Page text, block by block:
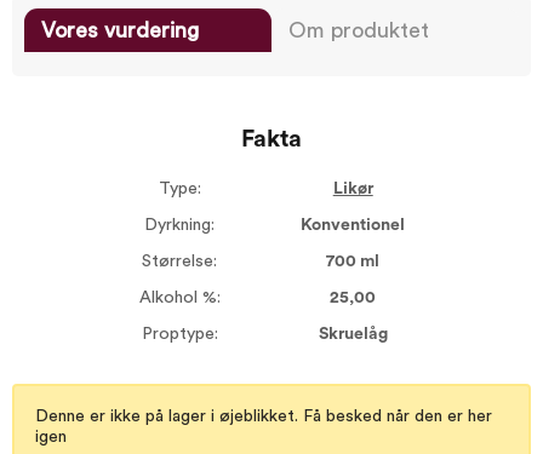
Vores vurdering Om produktet
Fakta
Type: Likør
Dyrkning: Konventionel
Størrelse: 700 ml
Alkohol %: 25,00
Proptype: Skruelåg
Denne er ikke på lager i øjeblikket. Få besked når den er her
igen